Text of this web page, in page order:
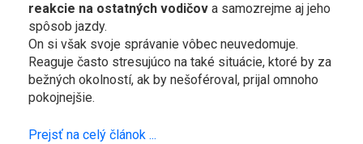
reakcie na ostatných vodičov a samozrejme aj jeho
spôsob jazdy.
On si však svoje správanie vôbec neuvedomuje.
Reaguje často stresujúco na také situácie, ktoré by za
bežných okolností, ak by nešoféroval, prijal omnoho
pokojnejšie.
Prejsť na celý článok ...